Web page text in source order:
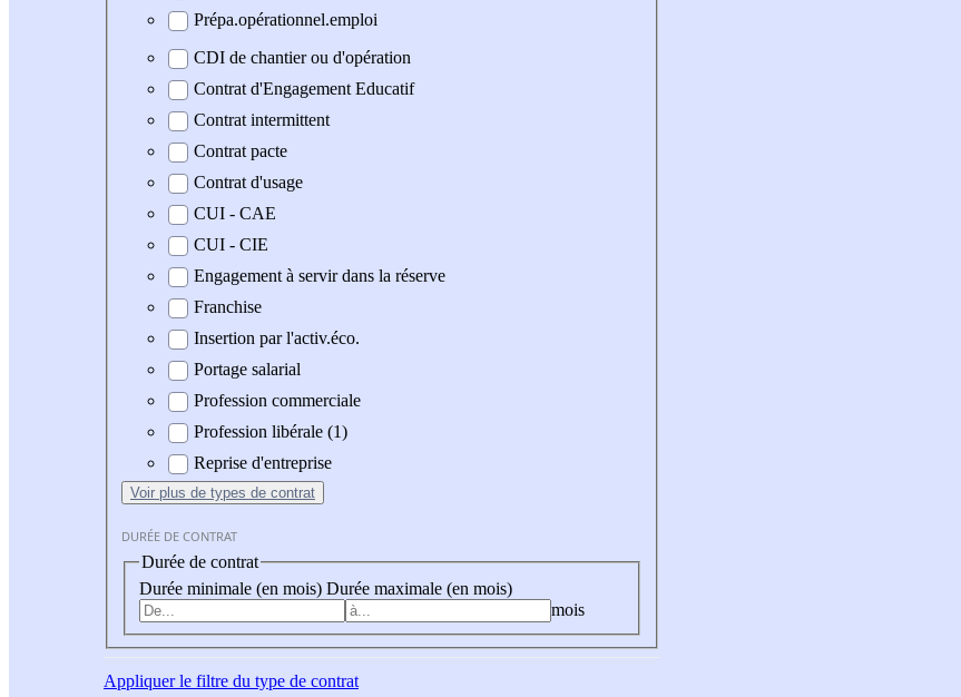
Prépa.opérationnel.emploi
CDI de chantier ou d'opération
Contrat d'Engagement Educatif
Contrat intermittent
Contrat pacte
Contrat d'usage
CUI - CAE
CUI - CIE
Engagement à servir dans la réserve
Franchise
Insertion par l'activ.éco.
Portage salarial
Profession commerciale
Profession libérale (1)
Reprise d'entreprise
Voir plus de types de contrat
DURÉE DE CONTRAT
Durée de contrat
Durée minimale (en mois) Durée maximale (en mois)
mois
Appliquerle filtre du type de contrat